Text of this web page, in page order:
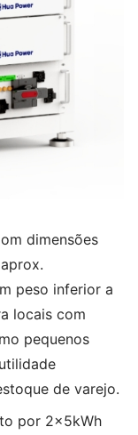
dimensões
peso inferior a
locais com
pequenos
de varejo.
por 2×5kWh